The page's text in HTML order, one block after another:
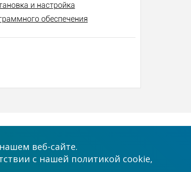
и настройка
обеспечения
веб-сайте.
с нашей политикой cookie,